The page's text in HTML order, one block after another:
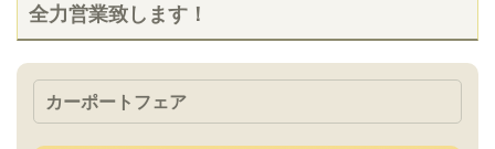
全力営業致します！
カーポートフェア